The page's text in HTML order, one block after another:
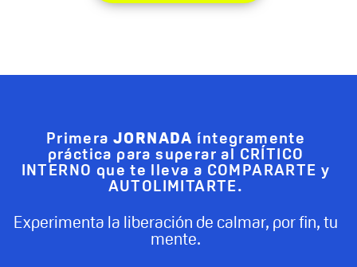
PrimeraJORNADA íntegramente
práctica para superar al CRÍTICO
INTERNO que te lleva a COMPARARTE y
AUTOLIMITARTE.
Experimenta la liberación de calmar, por fin, tu
mente.